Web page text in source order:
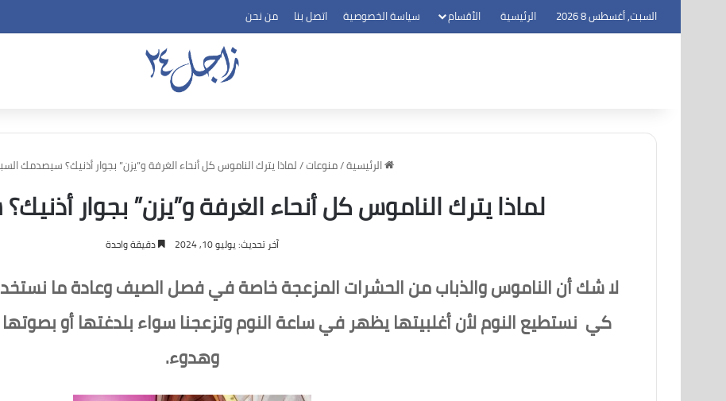
السبت, أغسطس 8 2026 الرئيسية الأقسام سياسة الخصوصية اتصل بنا من نحن
الرئيسية/منوعات/لماذا يترك الناموس كل أنحاء الغرفة و”يزن” بجوار أذنيك؟ سيصدمك
لماذا يترك الناموس كل أنحاء الغرفة و”يزن” بجوار
آخر تحديث: يوليو 10, 2024 دقيقة واحدة
لا شك أن الناموس والذباب من الحشرات المزعجة خاصة في فصل الصيف وعادة ما
كي نستطيع النوم لأن أغلبيتها يظهر في ساعة النوم وتزعجنا سواء بلدغتها أو بصوتها
وهدوء.